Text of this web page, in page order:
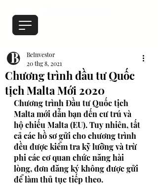
Chương trình đầu tư Quốc
tịch Malta Mới 2020
BeInvestor
20 thg 8, 2021
Chương trình Đầu tư Quốc tịch
Malta mới dẫn bạn đến cư trú và
hộ chiếu Malta (EU). Tuy nhiên, tất
cả các hồ sơ gửi cho chương trình
đều được kiểm tra kỹ lưỡng và trừ
phi các cơ quan chức năng hài
lòng, đơn đăng ký không được gửi
để làm thủ tục tiếp theo.